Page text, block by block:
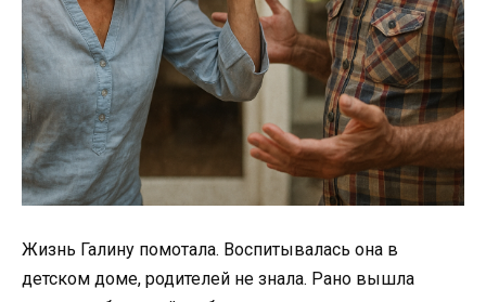
Жизнь Галину помотала. Воспитывалась она в
детском доме, родителей не знала. Рано вышла